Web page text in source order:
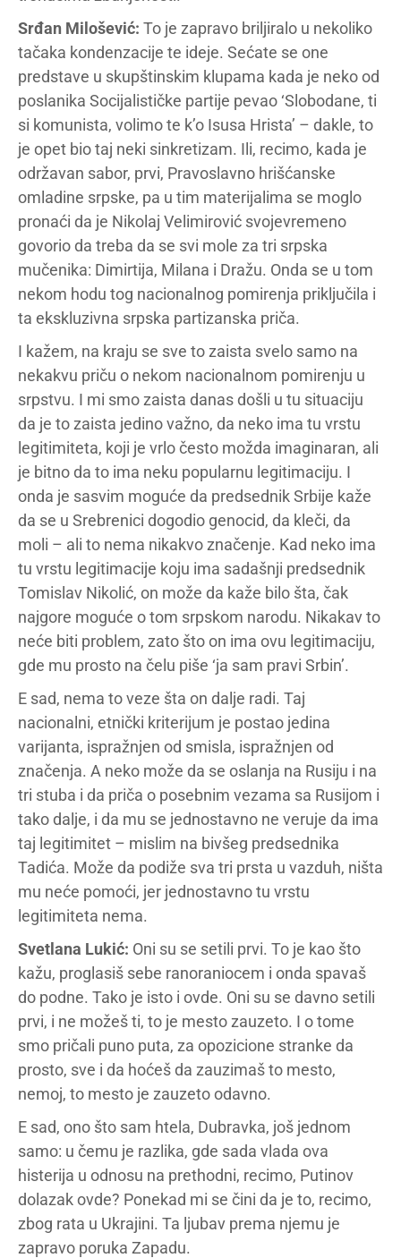
Srđan Milošević: To je zapravo briljiralo u nekoliko
tačaka kondenzacije te ideje. Sećate se one
predstave u skupštinskim klupama kada je neko od
poslanika Socijalističke partije pevao ‘Slobodane, ti
si komunista, volimo te k’o Isusa Hrista’ – dakle, to
je opet bio taj neki sinkretizam. Ili, recimo, kada je
održavan sabor, prvi, Pravoslavno hrišćanske
omladine srpske, pa u tim materijalima se moglo
pronaći da je Nikolaj Velimirović svojevremeno
govorio da treba da se svi mole za tri srpska
mučenika: Dimirtija, Milana i Dražu. Onda se u tom
nekom hodu tog nacionalnog pomirenja priključila i
ta ekskluzivna srpska partizanska priča.
I kažem, na kraju se sve to zaista svelo samo na
nekakvu priču o nekom nacionalnom pomirenju u
srpstvu. I mi smo zaista danas došli u tu situaciju
da je to zaista jedino važno, da neko ima tu vrstu
legitimiteta, koji je vrlo često možda imaginaran, ali
je bitno da to ima neku popularnu legitimaciju. I
onda je sasvim moguće da predsednik Srbije kaže
da se u Srebrenici dogodio genocid, da kleči, da
moli – ali to nema nikakvo značenje. Kad neko ima
tu vrstu legitimacije koju ima sadašnji predsednik
Tomislav Nikolić, on može da kaže bilo šta, čak
najgore moguće o tom srpskom narodu. Nikakav to
neće biti problem, zato što on ima ovu legitimaciju,
gde mu prosto na čelu piše ‘ja sam pravi Srbin’.
E sad, nema to veze šta on dalje radi. Taj
nacionalni, etnički kriterijum je postao jedina
varijanta, ispražnjen od smisla, ispražnjen od
značenja. A neko može da se oslanja na Rusiju i na
tri stuba i da priča o posebnim vezama sa Rusijom i
tako dalje, i da mu se jednostavno ne veruje da ima
taj legitimitet – mislim na bivšeg predsednika
Tadića. Može da podiže sva tri prsta u vazduh, ništa
mu neće pomoći, jer jednostavno tu vrstu
legitimiteta nema.
Svetlana Lukić: Oni su se setili prvi. To je kao što
kažu, proglasiš sebe ranoraniocem i onda spavaš
do podne. Tako je isto i ovde. Oni su se davno setili
prvi, i ne možeš ti, to je mesto zauzeto. I o tome
smo pričali puno puta, za opozicione stranke da
prosto, sve i da hoćeš da zauzimaš to mesto,
nemoj, to mesto je zauzeto odavno.
E sad, ono što sam htela, Dubravka, još jednom
samo: u čemu je razlika, gde sada vlada ova
histerija u odnosu na prethodni, recimo, Putinov
dolazak ovde? Ponekad mi se čini da je to, recimo,
zbog rata u Ukrajini. Ta ljubav prema njemu je
zapravo poruka Zapadu.